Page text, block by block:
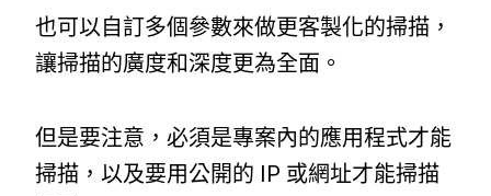
也可以自訂多個參數來做更客製化的掃描，
讓掃描的廣度和深度更為全面。
但是要注意，必須是專案內的應用程式才能
掃描，以及要用公開的 IP 或網址才能掃描